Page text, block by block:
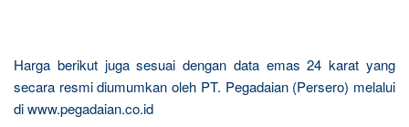
Harga berikut juga sesuai dengan data emas 24 karat yang
secara resmi diumumkan oleh PT. Pegadaian (Persero) melalui
di www.pegadaian.co.id